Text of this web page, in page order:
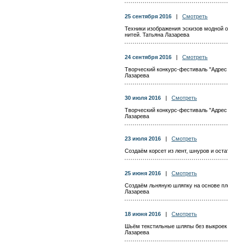
25 сентября 2016
Смотреть
Техники изображения эскизов
нитей. Татьяна Лазарева
24 сентября 2016
Смотреть
Творческий конкурс-фестиваль
Лазарева
30 июля 2016
Смотреть
Творческий конкурс-фестиваль
Лазарева
23 июля 2016
Смотреть
Создаём корсет из лент, шнуров и
25 июня 2016
Смотреть
Создаём льняную шляпку на основе
Лазарева
18 июня 2016
Смотреть
Шьём текстильные шляпы без
Лазарева